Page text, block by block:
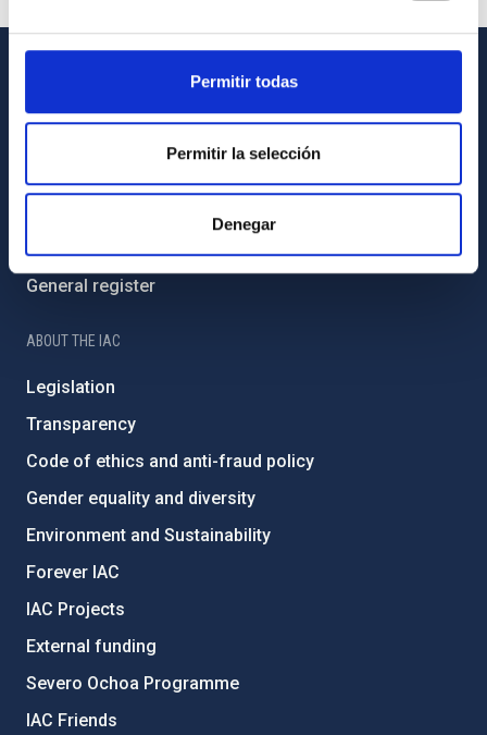
Permitir todas
Permitir la selección
Denegar
Library
General register
ABOUT THE IAC
Legislation
Transparency
Code of ethics and anti-fraud policy
Gender equality and diversity
Environment and Sustainability
Forever IAC
IAC Projects
External funding
Severo Ochoa Programme
IAC Friends